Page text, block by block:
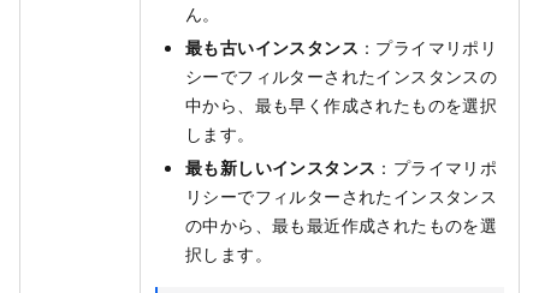
ん。
最も古いインスタンス ：プライマリポリ
シーでフィルターされたインスタンスの
中から、最も早く作成されたものを選択
します。
最も新しいインスタンス ：プライマリポ
リシーでフィルターされたインスタンス
の中から、最も最近作成されたものを選
択します。